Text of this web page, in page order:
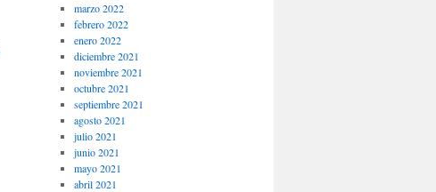
marzo 2022
febrero 2022
enero 2022
diciembre 2021
noviembre 2021
octubre 2021
septiembre 2021
agosto 2021
julio 2021
junio 2021
mayo 2021
abril 2021